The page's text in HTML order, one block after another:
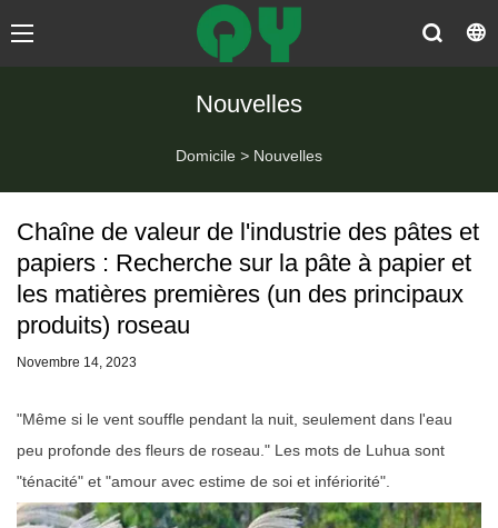
Nouvelles
Domicile > Nouvelles
Chaîne de valeur de l'industrie des pâtes et
papiers : Recherche sur la pâte à papier et
les matières premières (un des principaux
produits) roseau
Novembre 14, 2023
"Même si le vent souffle pendant la nuit, seulement dans l'eau
peu profonde des fleurs de roseau." Les mots de Luhua sont
"ténacité" et "amour avec estime de soi et infériorité".